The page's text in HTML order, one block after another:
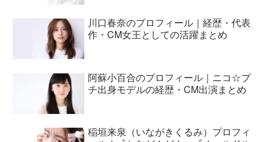
川口春奈のプロフィール｜経歴・代表
作・CM女王としての活躍まとめ
阿蘇小百合のプロフィール｜ニコ☆プ
チ出身モデルの経歴・CM出演まとめ
稲垣来泉（いながきくるみ）プロフィ